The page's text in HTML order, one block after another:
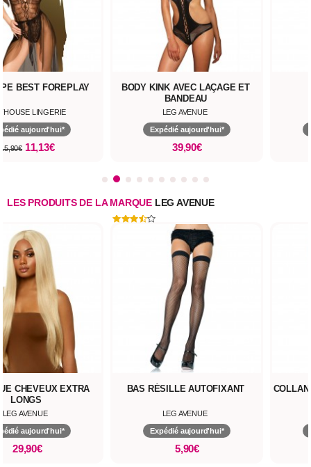
BEST FOREPLAY
LINGERIE
aujourd'hui*
15,90€ 11,13€
BODY KINK AVEC LAÇAGE ET
BANDEAU
LEG AVENUE
Expédié aujourd'hui*
39,90€
LES PRODUITS DE LA MARQUE LEG AVENUE
CHEVEUX EXTRA
LONGS
LEG AVENUE
aujourd'hui*
29,90€
BAS RÉSILLE AUTOFIXANT
LEG AVENUE
Expédié aujourd'hui*
5,90€